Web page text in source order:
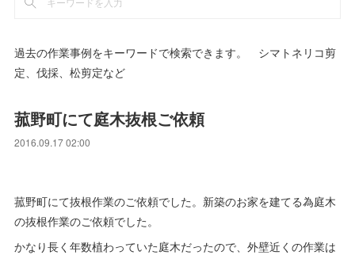
過去の作業事例をキーワードで検索できます。 シマトネリコ剪
定、伐採、松剪定など
菰野町にて庭木抜根ご依頼
2016.09.17 02:00
菰野町にて抜根作業のご依頼でした。新築のお家を建てる為庭木
の抜根作業のご依頼でした。
かなり長く年数植わっていた庭木だったので、外壁近くの作業は